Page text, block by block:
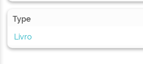
Type
Livro